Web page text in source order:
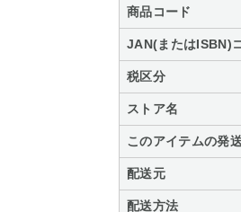
商品コード
JAN(またはISBN)
税区分
ストア名
このアイテムの発
配送元
配送方法